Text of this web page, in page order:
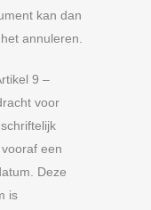
kan dan
annuleren.
9 –
voor
een
Deze
is